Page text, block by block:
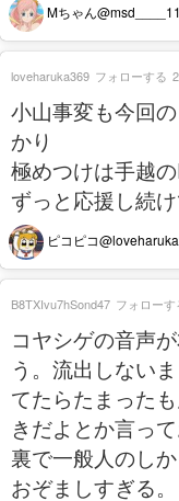
Mちゃん
小山事変も今回
かり
極めつけは手越
ずっと応援し続
ピコピコ
loveharuka369 フォローする
コヤシゲの音声
う。流出しない
てたらたまった
きだよとか言っ
裏で一般人のし
おぞましすぎる。
B8TXIvu7hSond47 フォローす